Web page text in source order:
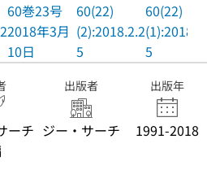
60巻23号
2018年3月
10日
60(22)
(2):2018.2.2
5
60(22)
(1):2018.2.2
5
ーチ
出版者
ジー・サーチ
出版年
1991-2018